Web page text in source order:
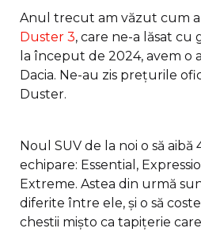
Anul trecut am văzut cum
Duster 3, care ne-a lăsat cu
la început de 2024, avem o
Dacia. Ne-au zis prețurile
Duster.
Noul SUV de la noi o să aibă
echipare: Essential,
Extreme. Astea din urmă
diferite între ele, și o să
chestii mișto ca tapițerie